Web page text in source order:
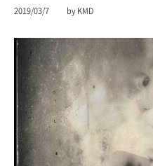
2019/03/7 by KMD